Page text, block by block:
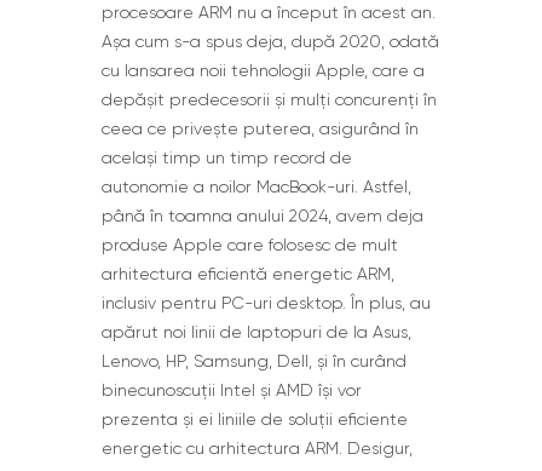
procesoare ARM nu a început în acest an.
Așa cum s-a spus deja, după 2020, odată
cu lansarea noii tehnologii Apple, care a
depășit predecesorii și mulți concurenți în
ceea ce privește puterea, asigurând în
același timp un timp record de
autonomie a noilor MacBook-uri. Astfel,
până în toamna anului 2024, avem deja
produse Apple care folosesc de mult
arhitectura eficientă energetic ARM,
inclusiv pentru PC-uri desktop. În plus, au
apărut noi linii de laptopuri de la Asus,
Lenovo, HP, Samsung, Dell, și în curând
binecunoscuții Intel și AMD își vor
prezenta și ei liniile de soluții eficiente
energetic cu arhitectura ARM. Desigur,